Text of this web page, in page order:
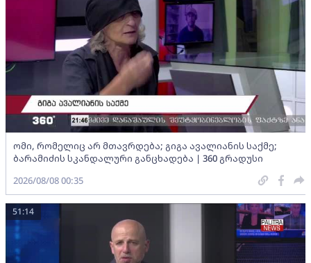
ომი, რომელიც არ მთავრდება; გიგა ავალიანის საქმე;
ბარამიძის სკანდალური განცხადება | 360 გრადუსი
2026/08/08 00:35
51:14